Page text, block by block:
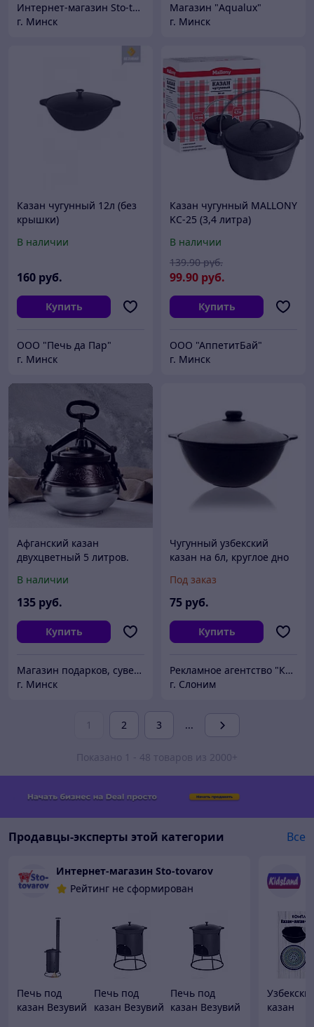
Интернет-магазин Sto-tovarov
г. Минск
Магазин "Aqualux"
г. Минск
Казан чугунный 12л (без
крышки)
В наличии
160 руб.
Купить
ООО "Печь да Пар"
г. Минск
Казан чугунный MALLONY
KС-25 (3,4 литра)
В наличии
99.90 руб.
139.90 руб.
Купить
ООО "АппетитБай"
г. Минск
Афганский казан
двухцветный 5 литров.
В наличии
135 руб.
Купить
Магазин подарков, сувениров и предметов интерьера Подаркофф Бай
г. Минск
Чугунный узбекский
казан на 6л, круглое дно
Под заказ
75 руб.
Купить
Рекламное агентство "Корекс"
г. Слоним
1 2 3 ...
Показано 1 - 48 товаров из 2000+
Продавцы-эксперты этой категории Все
Интернет-магазин Sto-tovarov
Рейтинг не сформирован
Печь под
казан Везувий
Печь под
казан Везувий
Печь под
казан Везувий
казан